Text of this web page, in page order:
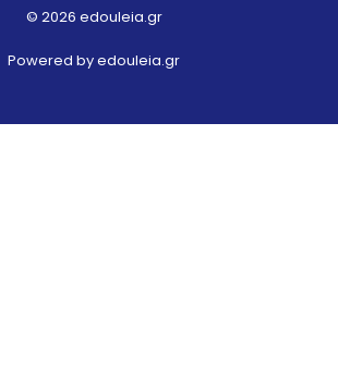
© 2026 edouleia.gr
Powered by edouleia.gr